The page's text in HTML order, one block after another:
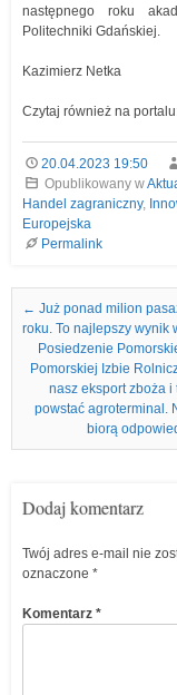
następnego roku
Politechniki Gdańskiej.
Kazimierz Netka
Czytaj również na
20.04.2023 19:50
Opublikowany w
Handel zagraniczny,
Europejska
Permalink
Nawigacja we wpisach
← Już ponad milion
roku. To najlepszy wynik
Posiedzenie
Pomorskiej Izbie
nasz eksport zboża
powstać agroterminal.
biorą
Dodaj komentarz
Twój adres e-mail nie
oznaczone *
Komentarz *